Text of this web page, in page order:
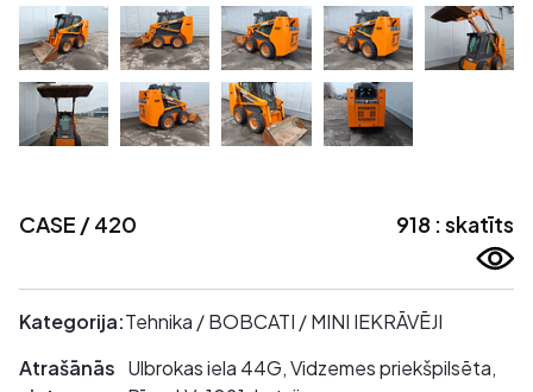
CASE / 420 918 : skatīts
Kategorija:Tehnika / BOBCATI / MINI IEKRĀVĒJI
Atrašānās Ulbrokas iela 44G, Vidzemes priekšpilsēta,